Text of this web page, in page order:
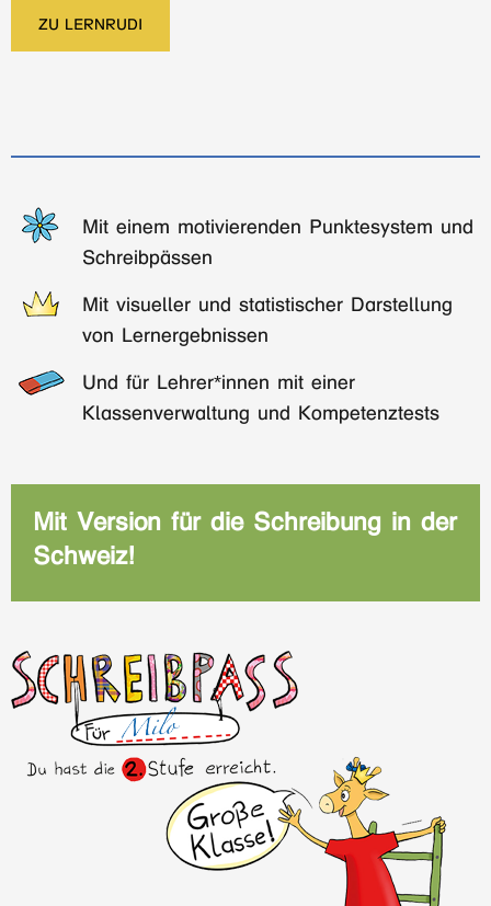
ZU LERNRUDI
Mit einem motivierenden Punktesystem und
Schreibpässen
Mit visueller und statistischer Darstellung
von Lernergebnissen
Und für Lehrer*innen mit einer
Klassenverwaltung und Kompetenztests
Mit Version für die Schreibung in der
Schweiz!